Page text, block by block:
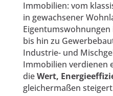
Immobilien: vom
in gewachsener
bis hin zu
Industrie- und
Immobilien verdienen
dieWert,
gleichermaßen